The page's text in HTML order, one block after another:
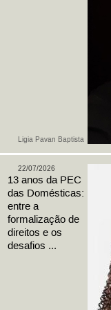
Ligia Pavan Baptista
22/07/2026
13 anos da PEC
das Domésticas:
entre a
formalização de
direitos e os
desafios ...